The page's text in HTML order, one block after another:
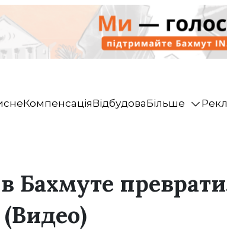
КомпенсаціяВідбудоваБільше
Бахмуте